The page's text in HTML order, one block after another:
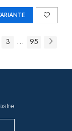
3 ... 95